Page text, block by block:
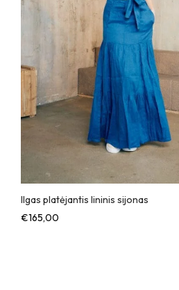
Ilgas platėjantis lininis sijonas
€165,00